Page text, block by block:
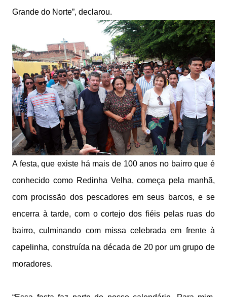
Grande do Norte”, declarou.
A festa, que existe há mais de 100 anos no bairro que é
conhecido como Redinha Velha, começa pela manhã,
com procissão dos pescadores em seus barcos, e se
encerra à tarde, com o cortejo dos fiéis pelas ruas do
bairro, culminando com missa celebrada em frente à
capelinha, construída na década de 20 por um grupo de
moradores.